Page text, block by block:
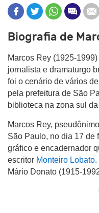
Biografia de
Marcos Rey (1925-
jornalista e dramaturgo
foi o cenário de vários
pela prefeitura de São
biblioteca na zona sul
Marcos Rey,
São Paulo, no dia 17 de
gráfico e encadernador
escritor Monteiro Lobato.
Mário Donato (1915-